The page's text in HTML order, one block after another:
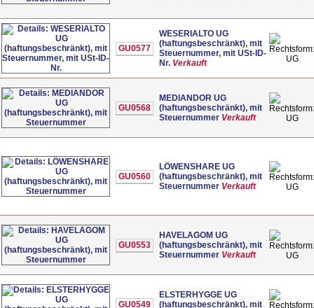
GU0577
WESERIALTO UG
(haftungsbeschränkt), mit
Steuernummer, mit USt-ID-
Nr. Verkauft UG
GU0568
MEDIANDOR UG
(haftungsbeschränkt), mit
Steuernummer Verkauft UG
GU0560
LÖWENSHARE UG
(haftungsbeschränkt), mit
Steuernummer Verkauft UG
GU0553
HAVELAGOM UG
(haftungsbeschränkt), mit
Steuernummer Verkauft UG
GU0549
ELSTERHYGGE UG
(haftungsbeschränkt), mit